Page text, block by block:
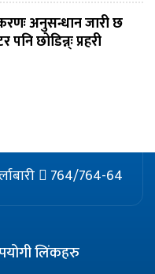
अनुसन्धान जारी छ
छोडिन्न्ः प्रहरी
764/764-64
लिंकहरु